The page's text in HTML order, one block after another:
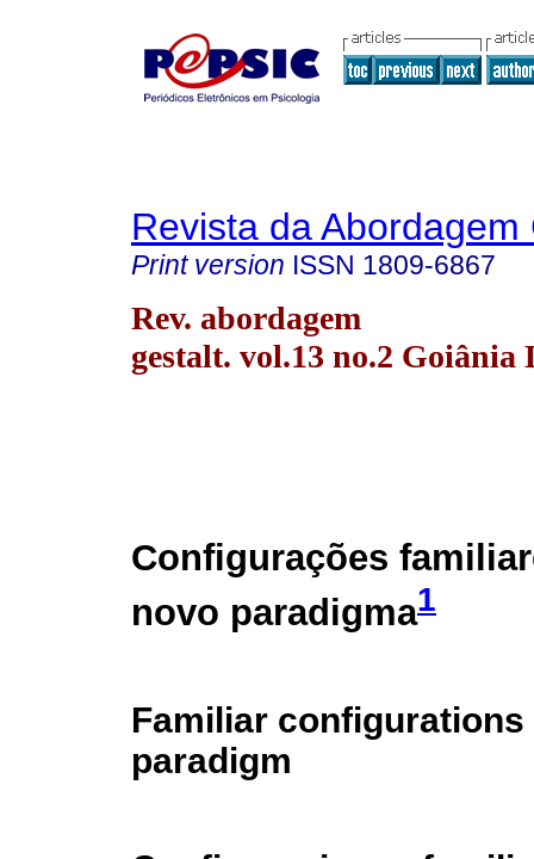
Revista da Abordagem
Print version ISSN 1809-6867
Rev. abordagem
gestalt. vol.13 no.2 Goiânia
Configurações
novo paradigma1
Familiar configurations
paradigm